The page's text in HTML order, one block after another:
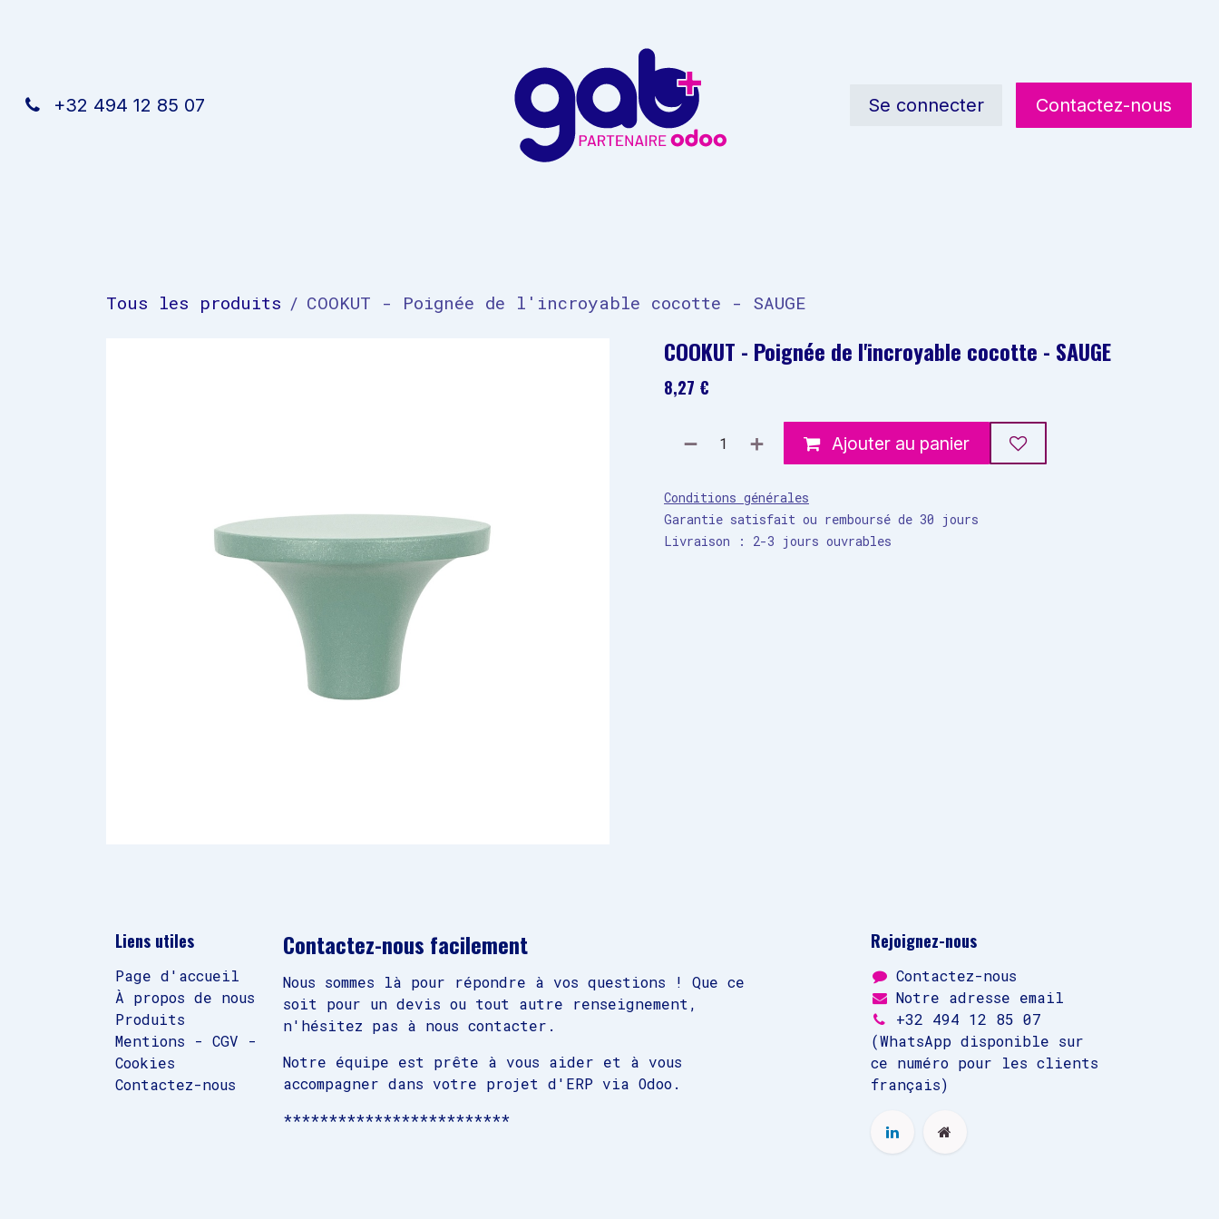
+32 494 12 85 07 Se connecter Contactez-nous
Tous les produits COOKUT - Poignée de l'incroyable cocotte - SAUGE
COOKUT - Poignée de l'incroyable cocotte - SAUGE
8,27 €
Ajouter au panier
Conditions générales
Garantie satisfait ou remboursé de 30 jours
Livraison : 2-3 jours ouvrables
Liens utiles
Page d'accueil
À propos de nous
Produits
Mentions - CGV -
Cookies
Contactez-nous
Contactez-nous facilement
Nous sommes là pour répondre à vos questions ! Que ce
soit pour un devis ou tout autre renseignement,
n'hésitez pas à nous contacter.
Notre équipe est prête à vous aider et à vous
accompagner dans votre projet d'ERP via Odoo.
*************************
Rejoignez-nous
Contactez-nous
Notre adresse email
+32 494 12 85 07
(WhatsApp disponible sur
ce numéro pour les clients
français)